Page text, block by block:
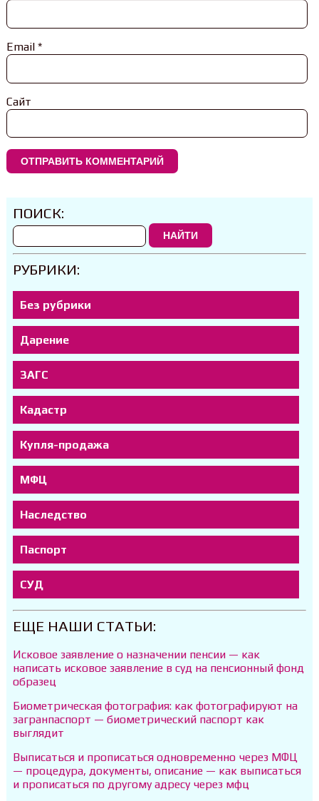
Email *
Сайт
ПОИСК:
НАЙТИ
РУБРИКИ:
Без рубрики
Дарение
ЗАГС
Кадастр
Купля-продажа
МФЦ
Наследство
Паспорт
СУД
ЕЩЕ НАШИ СТАТЬИ:
Исковое заявление о назначении пенсии — как
написать исковое заявление в суд на пенсионный фонд
образец
Биометрическая фотография: как фотографируют на
загранпаспорт — биометрический паспорт как
выглядит
Выписаться и прописаться одновременно через МФЦ
— процедура, документы, описание — как выписаться
и прописаться по другому адресу через мфц